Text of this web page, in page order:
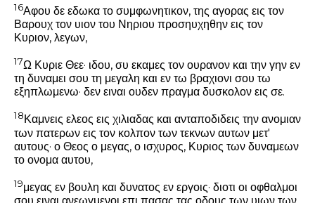
16Αφου δε εδωκα το συμφωνητικον, της αγορας εις τον
Βαρουχ τον υιον του Νηριου προσηυχηθην εις τον
Κυριον, λεγων,
17Ω Κυριε Θεε· ιδου, συ εκαμες τον ουρανον και την γην εν
τη δυναμει σου τη μεγαλη και εν τω βραχιονι σου τω
εξηπλωμενω· δεν ειναι ουδεν πραγμα δυσκολον εις σε.
18Καμνεις ελεος εις χιλιαδας και ανταποδιδεις την ανομιαν
των πατερων εις τον κολπον των τεκνων αυτων μετ'
αυτους· ο Θεος ο μεγας, ο ισχυρος, Κυριος των δυναμεων
το ονομα αυτου,
19μεγας εν βουλη και δυνατος εν εργοις· διοτι οι οφθαλμοι